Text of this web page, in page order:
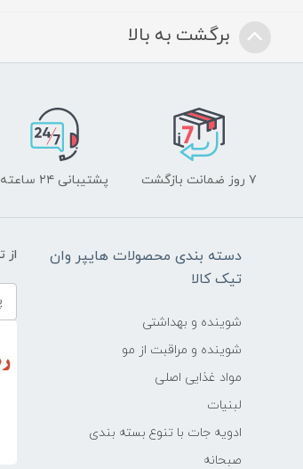
برگشت به بالا
۷ روز ضمانت بازگشت پشتیبانی ۲۴ ساعته
دسته بندی محصولات هایپر وان
تیک کالا
شوینده و بهداشتی
شوینده و مراقبت از مو
مواد غذایی اصلی
لبنیات
ادویه جات با تنوع بسته بندی
صبحانه
از